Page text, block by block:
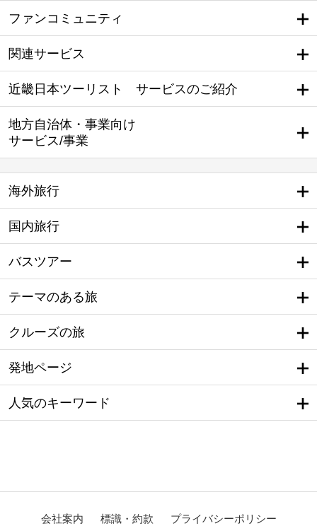
ファンコミュニティ
関連サービス
近畿日本ツーリスト サービスのご紹介
地方自治体・事業向け
サービス/事業
海外旅行
国内旅行
バスツアー
テーマのある旅
クルーズの旅
発地ページ
人気のキーワード
会社案内 標識・約款 プライバシーポリシー